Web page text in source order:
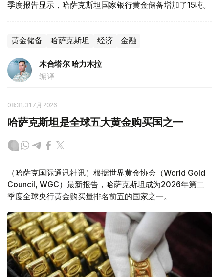
季度报告显示，哈萨克斯坦国家银行黄金储备增加了15吨。
黄金储备 哈萨克斯坦 经济 金融
木合塔尔 哈力木拉
编译
08:31, 31 7月 2026
哈萨克斯坦是全球五大黄金购买国之一
（哈萨克国际通讯社讯）根据世界黄金协会（World Gold
Council, WGC）最新报告，哈萨克斯坦成为2026年第二
季度全球央行黄金购买量排名前五的国家之一。